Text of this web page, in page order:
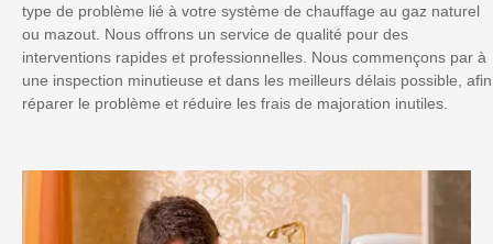
type de problème lié à votre système de chauffage au gaz naturel
ou mazout. Nous offrons un service de qualité pour des
interventions rapides et professionnelles. Nous commençons par à
une inspection minutieuse et dans les meilleurs délais possible, afin
réparer le problème et réduire les frais de majoration inutiles.